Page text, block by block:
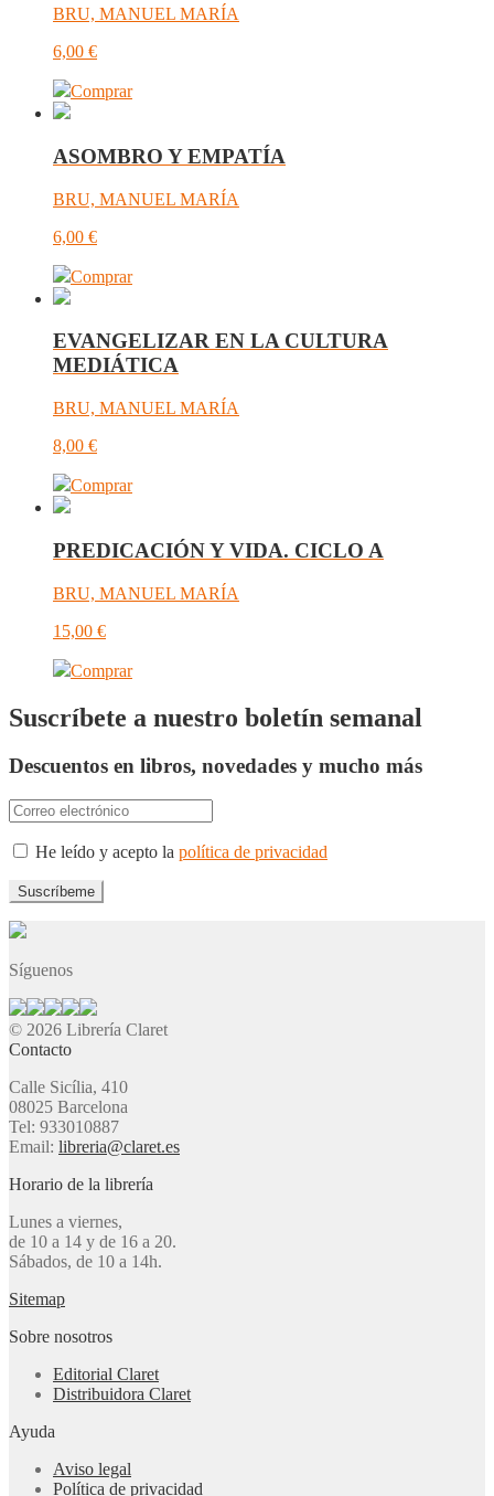
BRU, MANUEL MARÍA
6,00 €
Comprar
ASOMBRO Y EMPATÍA
BRU, MANUEL MARÍA
6,00 €
Comprar
EVANGELIZAR EN LA CULTURA
MEDIÁTICA
BRU, MANUEL MARÍA
8,00 €
Comprar
PREDICACIÓN Y VIDA. CICLO A
BRU, MANUEL MARÍA
15,00 €
Comprar
Suscríbete a nuestro boletín semanal
Descuentos en libros, novedades y mucho más
He leído y acepto la política de privacidad
Síguenos
© 2026 Librería Claret
Contacto
Calle Sicília, 410
08025 Barcelona
Tel: 933010887
Email: libreria@claret.es
Horario de la librería
Lunes a viernes,
de 10 a 14 y de 16 a 20.
Sábados, de 10 a 14h.
Sitemap
Sobre nosotros
Editorial Claret
Distribuidora Claret
Ayuda
Aviso legal
Política de privacidad